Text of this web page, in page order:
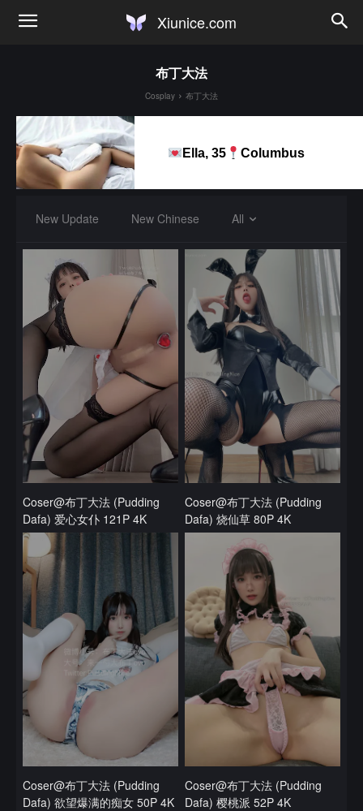
Xiunice.com
布丁大法
Cosplay 布丁大法
Ella, 35 Columbus
New Update New Chinese All
Coser@布丁大法 (Pudding
Dafa) 爱心女仆 121P 4K
Coser@布丁大法 (Pudding
Dafa) 烧仙草 80P 4K
Coser@布丁大法 (Pudding
Dafa) 欲望爆满的痴女 50P 4K
Coser@布丁大法 (Pudding
Dafa) 樱桃派 52P 4K